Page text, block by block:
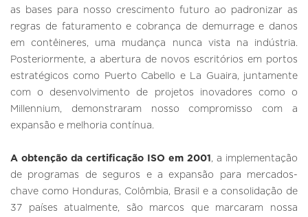
as bases para nosso crescimento futuro ao padronizar as
regras de faturamento e cobrança de demurrage e danos
em contêineres, uma mudança nunca vista na indústria.
Posteriormente, a abertura de novos escritórios em portos
estratégicos como Puerto Cabello e La Guaira, juntamente
com o desenvolvimento de projetos inovadores como o
Millennium, demonstraram nosso compromisso com a
expansão e melhoria contínua.
A obtenção da certificação ISO em 2001 , a implementação
de programas de seguros e a expansão para mercados-
chave como Honduras, Colômbia, Brasil e a consolidação de
37 países atualmente, são marcos que marcaram nossa